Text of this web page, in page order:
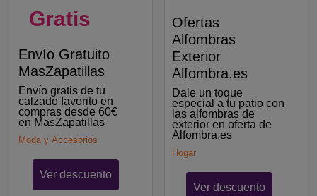
Gratis
Envío Gratuito
MasZapatillas
Envío gratis de tu
calzado favorito en
compras desde 60€
en MasZapatillas
Moda y Accesorios
Ver descuento
Ofertas
Alfombras
Exterior
Alfombra.es
Dale un toque
especial a tu patio con
las alfombras de
exterior en oferta de
Alfombra.es
Hogar
Ver descuento